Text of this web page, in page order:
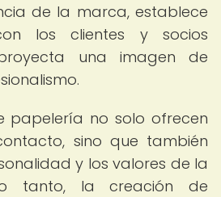
de la marca, establece
los clientes y socios
una imagen de
papelería no solo ofrecen
sino que también
y los valores de la
tanto, la creación de